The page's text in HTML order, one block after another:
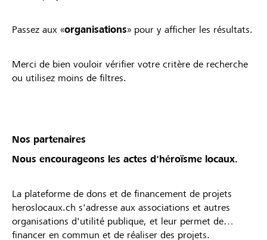
Passez aux «organisations» pour y afficher les résultats.
Merci de bien vouloir vérifier votre critère de recherche
ou utilisez moins de filtres.
Nos partenaires
Nous encourageons les actes d'héroïsme locaux.
La plateforme de dons et de financement de projets
heroslocaux.ch s'adresse aux associations et autres
organisations d'utilité publique, et leur permet de
financer en commun et de réaliser des projets.